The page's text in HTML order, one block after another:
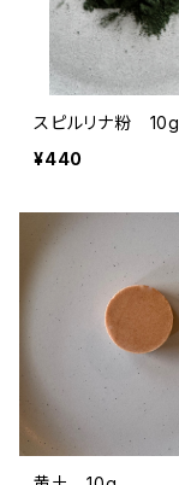
スピルリナ粉 10g
¥440